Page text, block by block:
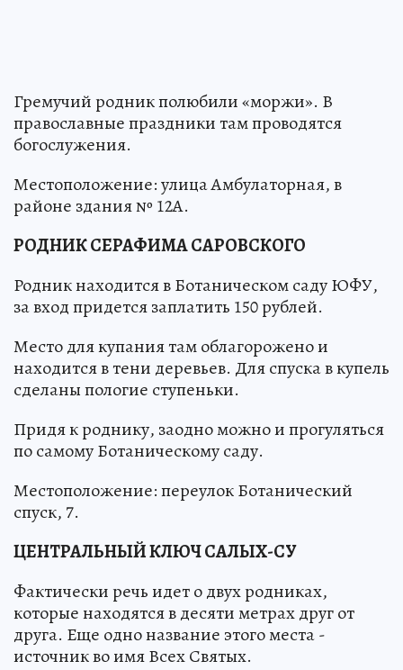
Гремучий родник полюбили «моржи». В
православные праздники там проводятся
богослужения.
Местоположение: улица Амбулаторная, в
районе здания № 12А.
РОДНИК СЕРАФИМА САРОВСКОГО
Родник находится в Ботаническом саду ЮФУ,
за вход придется заплатить 150 рублей.
Место для купания там облагорожено и
находится в тени деревьев. Для спуска в купель
сделаны пологие ступеньки.
Придя к роднику, заодно можно и прогуляться
по самому Ботаническому саду.
Местоположение: переулок Ботанический
спуск, 7.
ЦЕНТРАЛЬНЫЙ КЛЮЧ САЛЫХ-СУ
Фактически речь идет о двух родниках,
которые находятся в десяти метрах друг от
друга. Еще одно название этого места -
источник во имя Всех Святых.